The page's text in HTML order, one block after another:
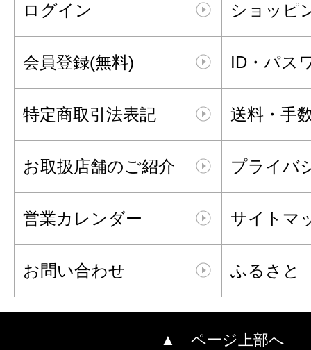
ログイン ショッピ
会員登録(無料) ID・パス
特定商取引法表記 送料・手
お取扱店舗のご紹介 プライバ
営業カレンダー サイトマ
お問い合わせ ふるさと
▲ ページ上部へ